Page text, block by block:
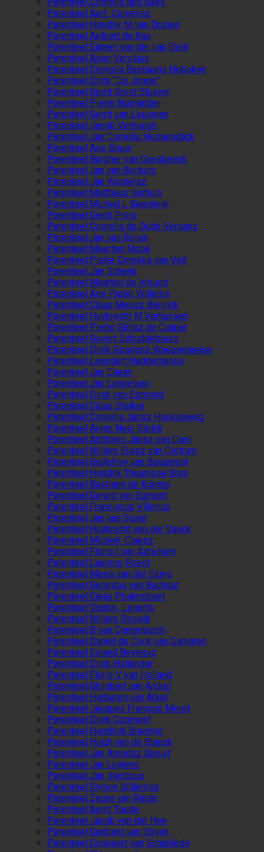
Parenteel Aert Cornelisz
Parenteel Hendrik M van Drunen
Parenteel Aelbert de Bas
Parenteel Sijmen van der van Stelt
Parenteel Arien Versluijs
Parenteel Cornelis Bastiaans Hoboken
Parenteel Dirck “De Jonge”
Parenteel Gerrit Groot Stuijver
Parenteel Pieter Noirlander
Parenteel Gerrit van Leeuwen
Parenteel Jacob Verhoogh
Parenteel Jan Cornelis Hoogendijck
Parenteel Arie Bouw
Parenteel Burgher van Gaesbeeck
Parenteel Jan van Bockum
Parenteel Jan Woutersz
Parenteel Mattheus Verhulp
Parenteel Michiel L Baardwijk
Parenteel Gerrit Prins
Parenteel Cornelis de Oude Vergans
Parenteel Jan van Roijen
Parenteel Meerten Mooij
Parenteel Pieter Cornelis van Velt
Parenteel Jan Schenk
Parenteel Maarten de Vreugd
Parenteel Arie Pieter Willems
Parenteel Claas Meesz Bleijnck
Parenteel Huybrecht M Verhuysen
Parenteel Pieter Gillisz de Cuijper
Parenteel Govert Schuddebeurs
Parenteel Dirck Gosensz Waegemaeker
Parenteel Leendert Haddemanse
Parenteel Jan Claren
Parenteel Jan Langelaen
Parenteel Dirck van Egmond
Parenteel Claas Stolker
Parenteel Cornelis Jansz Hoekseweg
Parenteel Arijen Neel Stolck
Parenteel Anthonis Jansz van Dam
Parenteel Willem Eliasz van Oistrum
Parenteel Godefroy van Beaumont
Parenteel Hendrik Theunisse Bras
Parenteel Bastiaen de Koning
Parenteel Gerard van Egmont
Parenteel Franciscus Villerius
Parenteel Jan van Scoer
Parenteel Huijbrecht van der Vaeck
Parenteel Michiel Claesz
Parenteel Floris I van Adrichem
Parenteel Laurens Roest
Parenteel Mees van der Sluys
Parenteel Gerardus van Buchout
Parenteel Cleijs Pruijmstraet
Parenteel Vranck Lenerts
Parenteel Willem Struijck
Parenteel B van Cranenburch
Parenteel Daniel de Cock van Gameren
Parenteel Eeland Beyensz
Parenteel Dirck Hollander
Parenteel Floris V van Holland
Parenteel Ghijsbert van Arckel
Parenteel Herbaren van Arkel
Parenteel Jacques François Moret
Parenteel Dirck Coorneef
Parenteel Hendrick Braemer
Parenteel Huich van de Blaeck
Parenteel Jan Arendsz Spruyt
Parenteel Jan Luijtens
Parenteel Jan Verstoup
Parenteel Symon Willemsz
Parenteel Zeger van Riede
Parenteel Aernt Toude
Parenteel Jacob van der Hee
Parenteel Garbrant van Strijen
Parenteel Coppaert van Schipliede